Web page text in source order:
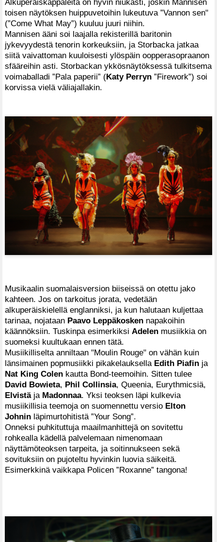
toisen näytöksen huippuvetoihin lukeutuva ”Vannon sen"
(”Come What May”) kuuluu juuri niihin.
Mannisen ääni soi laajalla rekisterillä baritonin
jykevyydestä tenorin korkeuksiin, ja Storbacka jatkaa
siitä vaivattoman kuuloisesti ylöspäin oopperasopraanon
sfääreihin asti. Storbackan ykkösnäytöksessä tulkitsema
voimaballadi ”Pala paperii” (Katy Perryn ”Firework”) soi
korvissa vielä väliajallakin.
Musikaalin suomalaisversion biiseissä on otettu jako
kahteen. Jos on tarkoitus jorata, vedetään
alkuperäiskielellä englanniksi, ja kun halutaan kuljettaa
tarinaa, nojataan Paavo Leppäkosken napakoihin
käännöksiin. Tuskinpa esimerkiksi Adelen musiikkia on
suomeksi kuultukaan ennen tätä.
Musiikilliselta anniltaan "Moulin Rouge" on vähän kuin
länsimainen popmusiikki pikakelauksella Edith Piafin ja
Nat King Colen kautta Bond-teemoihin. Sitten tulee
David Bowieta, Phil Collinsia, Queenia, Eurythmicsiä,
Elvistäja Madonnaa. Yksi teoksen läpi kulkevia
musiikillisia teemoja on suomennettu versio Elton
Johnin läpimurtohitistä ”Your Song”.
Onneksi puhkituttuja maailmanhittejä on sovitettu
rohkealla kädellä palvelemaan nimenomaan
näyttämöteoksen tarpeita, ja soitinnukseen sekä
sovituksiin on pujoteltu hyvinkin luovia säikeitä.
Esimerkkinä vaikkapa Policen ”Roxanne” tangona!